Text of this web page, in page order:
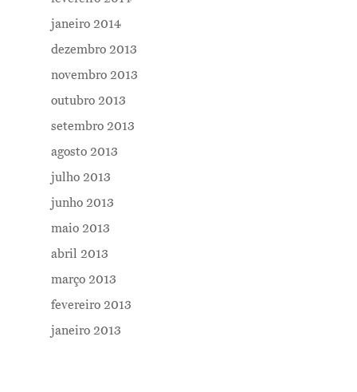
janeiro 2014
dezembro 2013
novembro 2013
outubro 2013
setembro 2013
agosto 2013
julho 2013
junho 2013
maio 2013
abril 2013
março 2013
fevereiro 2013
janeiro 2013